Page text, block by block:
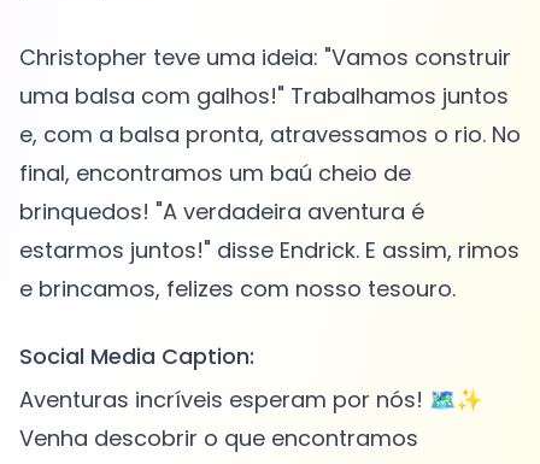
Christopher teve uma ideia: "Vamos construir
uma balsa com galhos!" Trabalhamos juntos
e, com a balsa pronta, atravessamos o rio. No
final, encontramos um baú cheio de
brinquedos! "A verdadeira aventura é
estarmos juntos!" disse Endrick. E assim, rimos
Social Media Caption:
Aventuras incríveis esperam por nós! 🗺️✨
Venha descobrir o que encontramos